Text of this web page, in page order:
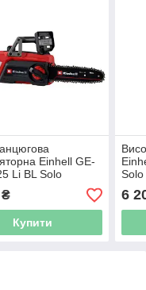
Einhell GE-
Li BL Solo
Купити
6